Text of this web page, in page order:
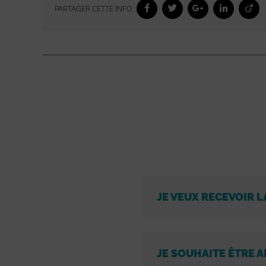
PARTAGER CETTE INFO :
JE VEUX RECEVOIR
JE SOUHAITE ÊTRE